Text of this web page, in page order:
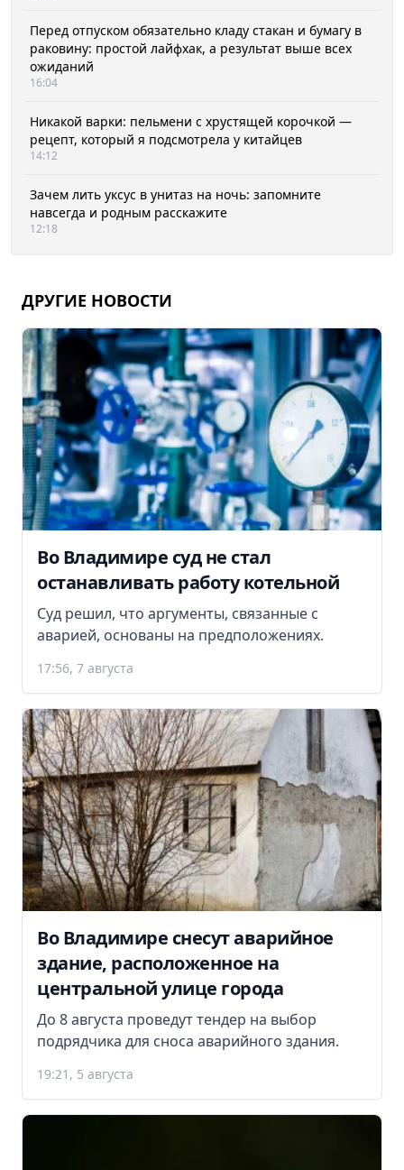
Перед отпуском обязательно кладу стакан и бумагу в
раковину: простой лайфхак, а результат выше всех
ожиданий
16:04
Никакой варки: пельмени с хрустящей корочкой —
рецепт, который я подсмотрела у китайцев
14:12
Зачем лить уксус в унитаз на ночь: запомните
навсегда и родным расскажите
12:18
ДРУГИЕ НОВОСТИ
Во Владимире суд не стал
останавливать работу котельной
Суд решил, что аргументы, связанные с
аварией, основаны на предположениях.
17:56, 7 августа
Во Владимире снесут аварийное
здание, расположенное на
центральной улице города
До 8 августа проведут тендер на выбор
подрядчика для сноса аварийного здания.
19:21, 5 августа